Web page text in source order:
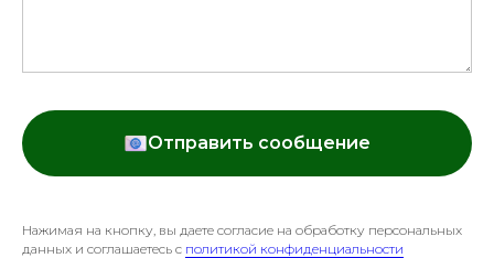
Отправить сообщение
Нажимая на кнопку, вы даете согласие на обработку персональных
данных и соглашаетесь c политикой конфиденциальности